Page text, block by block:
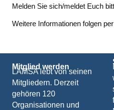
Melden Sie sich/meldet Euch
Weitere Informationen folgen
Mitglied werden
LAMSA lebt von seinen
Mitgliedern. Derzeit
gehören 120
Organisationen und